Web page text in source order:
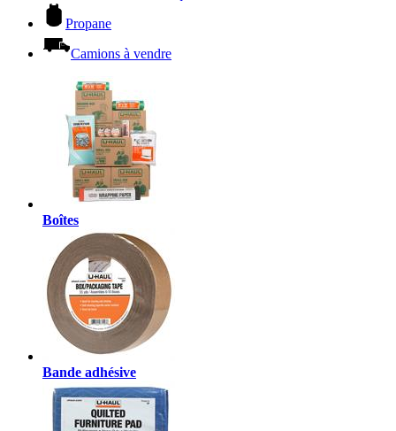
Propane
Camions à vendre
Boîtes
Bande adhésive